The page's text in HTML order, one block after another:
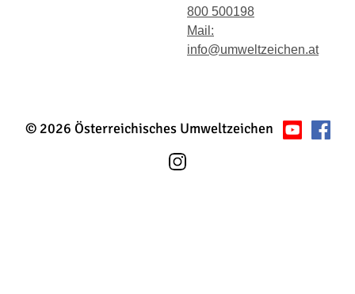
800 500198
Mail:
info@umweltzeichen.at
© 2026 Österreichisches Umweltzeichen